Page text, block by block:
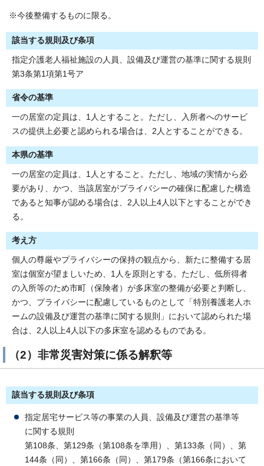
※今後整備するものに限る。
該当する規則及び条項
指定介護老人福祉施設の人員、設備及び運営の基準に関する規則
第3条第1項第1号ア
省令の基準
一の居室の定員は、1人とすること。ただし、入所者へのサービ
スの提供上必要と認められる場合は、2人とすることができる。
本県の基準
一の居室の定員は、1人とすること。ただし、地域の実情から必
要があり、かつ、当該居室がプライバシーの確保に配慮した構造
であると知事が認める場合は、2人以上4人以下とすることができ
る。
考え方
個人の尊厳やプライバシーの保持の観点から、新たに整備する居
室は個室が望ましいため、1人を原則とする。ただし、低所得者
の入所等のため市町（保険者）が多床室の整備が必要と判断し、
かつ、プライバシーに配慮しているものとして「特別養護老人ホ
ームの設備及び運営の基準に関する規則」において認められた場
合は、2人以上4人以下の多床室を認めるものである。
（2）非常災害対策に係る解釈等
該当する規則及び条項
指定居宅サービス等の事業の人員、設備及び運営の基準等
に関する規則
第108条、第129条（第108条を準用）、第133条（同）、第
144条（同）、第166条（同）、第179条（第166条において